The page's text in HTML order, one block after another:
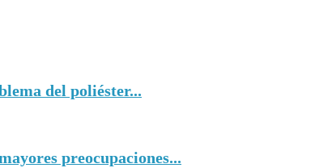
del poliéster...
preocupaciones...